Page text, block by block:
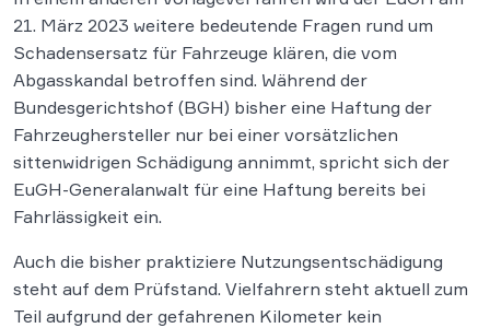
21. März 2023 weitere bedeutende Fragen rund um
Schadensersatz für Fahrzeuge klären, die vom
Abgasskandal betroffen sind. Während der
Bundesgerichtshof (BGH) bisher eine Haftung der
Fahrzeughersteller nur bei einer vorsätzlichen
sittenwidrigen Schädigung annimmt, spricht sich der
EuGH-Generalanwalt für eine Haftung bereits bei
Fahrlässigkeit ein.
Auch die bisher praktiziere Nutzungsentschädigung
steht auf dem Prüfstand. Vielfahrern steht aktuell zum
Teil aufgrund der gefahrenen Kilometer kein